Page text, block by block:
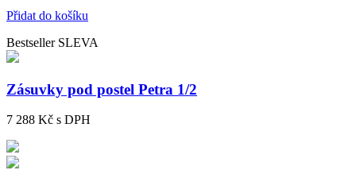
Přidat do košíku
Bestseller SLEVA
Zásuvky pod postel Petra 1/2
7 288 Kč s DPH